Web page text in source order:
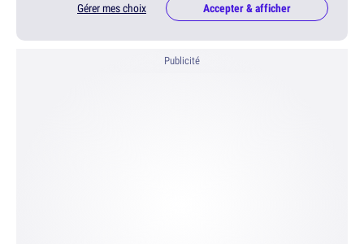
Gérer mes choix Accepter & afficher
Publicité